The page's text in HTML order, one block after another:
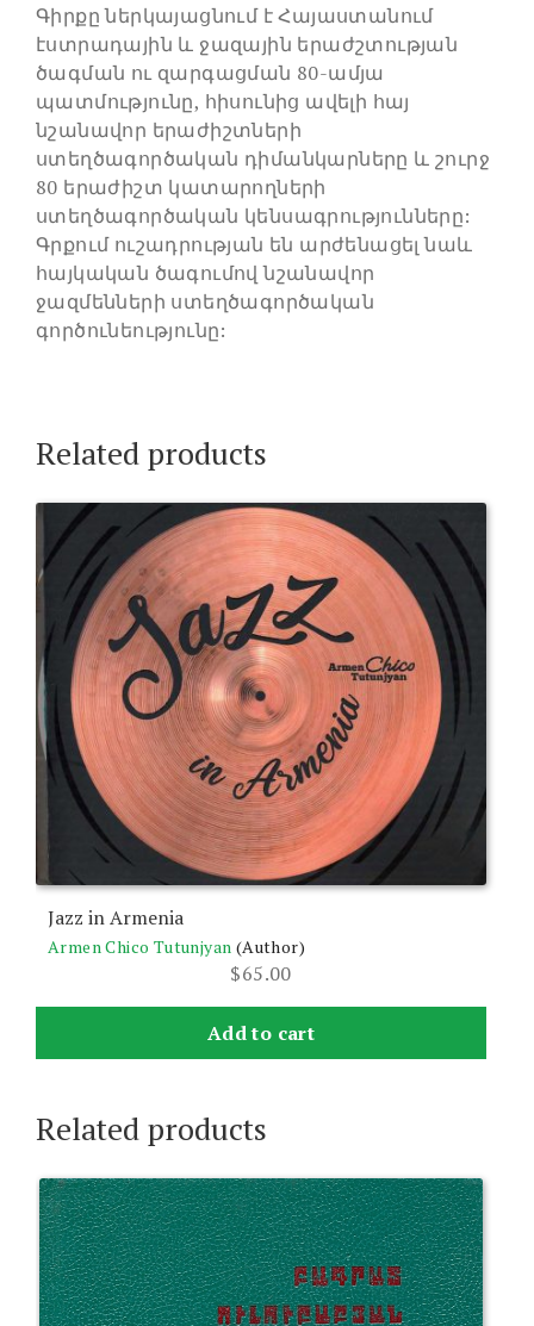
Գիրքը ներկայացնում է Հայաստանում
էստրադային և ջազային երաժշտության
ծագման ու զարգացման 80-ամյա
պատմությունը, հիսունից ավելի հայ
նշանավոր երաժիշտների
ստեղծագործական դիմանկարները և շուրջ
80 երաժիշտ կատարողների
ստեղծագործական կենսագրությունները:
Գրքում ուշադրության են արժենացել նաև
հայկական ծագումով նշանավոր
ջազմենների ստեղծագործական
գործունեությունը:
Related products
Jazz in Armenia
Armen Chico Tutunjyan (Author)
$65.00
Add to cart
Related products